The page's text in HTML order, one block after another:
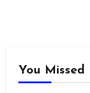
You Missed